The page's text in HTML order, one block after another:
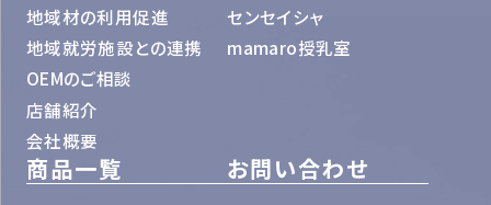
地域材の利用促進
地域就労施設との連携
OEMのご相談
店舗紹介
会社概要
センセイシャ
mamaro授乳室
商品一覧 お問い合わせ